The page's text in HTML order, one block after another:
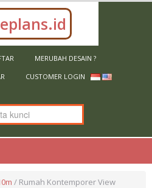
MERUBAH DESAIN ?
CUSTOMER LOGIN
/ Rumah Kontemporer View
belanja.